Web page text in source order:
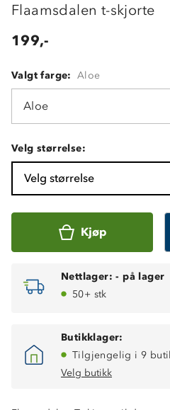
Flaamsdalen t-skjorte
199,-
Valgt farge: Aloe
Aloe
Velg størrelse:
Velg størrelse
Kjøp
Nettlager: - på lager
50+ stk
Butikklager:
Tilgjengelig i 9
Velg butikk